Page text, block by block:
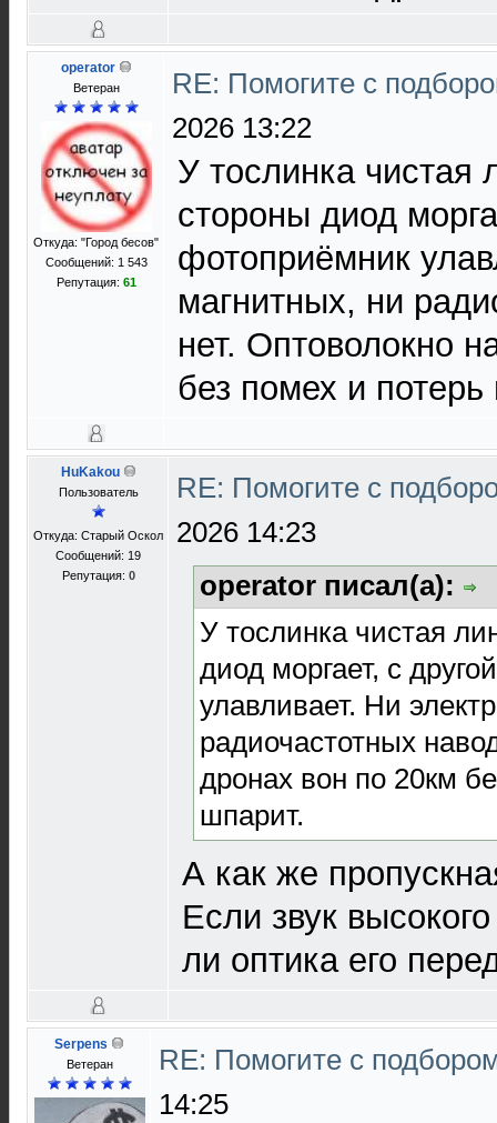
operator
Ветеран
Откуда: "Город бесов"
Сообщений: 1 543
Репутация: 61
RE: Помогите с
2026 13:22
У тослинка чистая
стороны диод
фотоприёмник
магнитных, ни
нет. Оптоволокно
без помех и
HuKakou
Пользователь
Откуда: Старый Оскол
Сообщений: 19
Репутация: 0
RE: Помогите с
2026 14:23
operator писал(а):
У тослинка чистая
диод моргает, с
улавливает. Ни
радиочастотных
дронах вон по 20км
шпарит.
А как же
Если звук
ли оптика его
Serpens
Ветеран
RE: Помогите с
14:25